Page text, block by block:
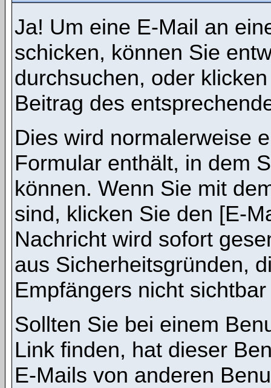
Ja! Um eine E-Mail an
schicken, können Sie
durchsuchen, oder
Beitrag des
Dies wird normalerweise
Formular enthält, in dem
können. Wenn Sie mit
sind, klicken Sie den [E-
Nachricht wird sofort
aus Sicherheitsgründen,
Empfängers nicht
Sollten Sie bei einem
Link finden, hat dieser
E-Mails von anderen